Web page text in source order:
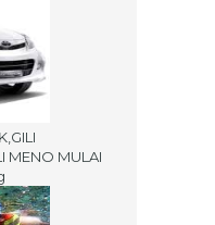
MENO MULAI